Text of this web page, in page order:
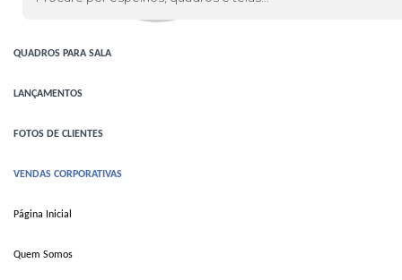
QUADROS PARA SALA
LANÇAMENTOS
FOTOS DE CLIENTES
VENDAS CORPORATIVAS
Página Inicial
Quem Somos